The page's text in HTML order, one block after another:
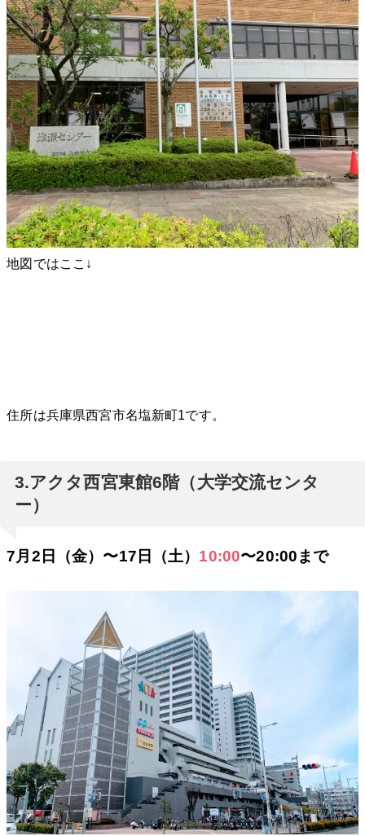
地図ではここ↓
住所は兵庫県西宮市名塩新町1です。
3.アクタ西宮東館6階（大学交流センタ
ー）
7月2日（金）〜17日（土） 10:00〜20:00まで